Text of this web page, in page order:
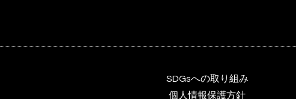
SDGsへの取り組み
個人情報保護方針